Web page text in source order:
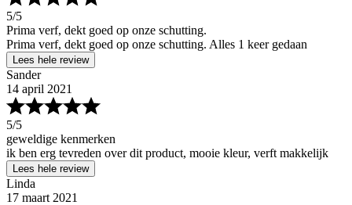
5/5
Prima verf, dekt goed op onze schutting.
Prima verf, dekt goed op onze schutting. Alles 1 keer gedaan
Lees hele review
Sander
14 april 2021
5/5
geweldige kenmerken
ik ben erg tevreden over dit product, mooie kleur, verft makkelijk
Lees hele review
Linda
17 maart 2021